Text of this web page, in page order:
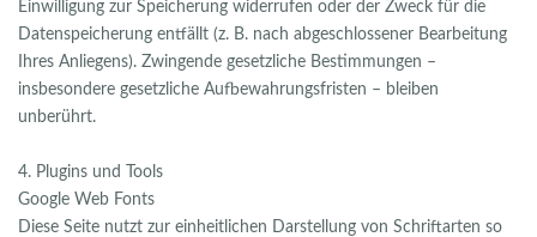
Einwilligung zur Speicherung widerrufen oder der Zweck für die
Datenspeicherung entfällt (z. B. nach abgeschlossener Bearbeitung
Ihres Anliegens). Zwingende gesetzliche Bestimmungen –
insbesondere gesetzliche Aufbewahrungsfristen – bleiben
unberührt.
4. Plugins und Tools
Google Web Fonts
Diese Seite nutzt zur einheitlichen Darstellung von Schriftarten so